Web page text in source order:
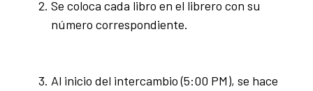
Se coloca cada libro en el librero con su
número correspondiente.
Al inicio del intercambio (5:00 PM), se hace